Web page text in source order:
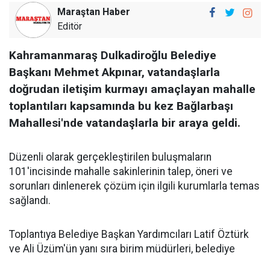
Maraştan Haber
Editör
Kahramanmaraş Dulkadiroğlu Belediye
Başkanı Mehmet Akpınar, vatandaşlarla
doğrudan iletişim kurmayı amaçlayan mahalle
toplantıları kapsamında bu kez Bağlarbaşı
Mahallesi'nde vatandaşlarla bir araya geldi.
Düzenli olarak gerçekleştirilen buluşmaların
101'incisinde mahalle sakinlerinin talep, öneri ve
sorunları dinlenerek çözüm için ilgili kurumlarla temas
sağlandı.
Toplantıya Belediye Başkan Yardımcıları Latif Öztürk
ve Ali Üzüm'ün yanı sıra birim müdürleri, belediye